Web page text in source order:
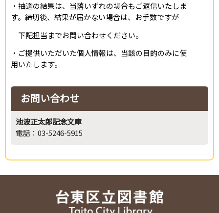
・抽選の結果は、当落いずれの場合もご返信いたしま
す。締切後、結果が届かない場合は、お手数ですが
下記担当までお問い合わせください。
・ご提供いただいた個人情報は、当該の目的のみに使
用いたします。
お問い合わせ
池波正太郎記念文庫
電話：03-5246-5915